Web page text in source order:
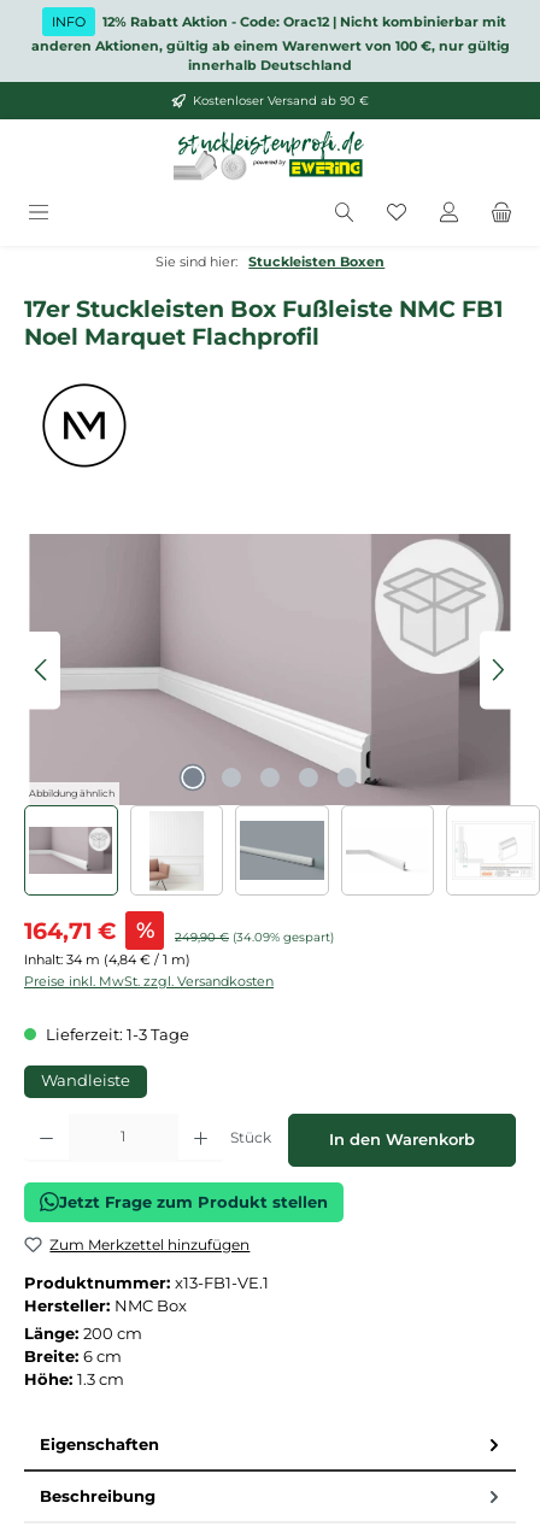
Zum Hauptinhalt springen
INFO
12% Rabatt Aktion - Code: Orac12 | Nicht kombinierbar mit
anderen Aktionen, gültig ab einem Warenwert von 100 €, nur gültig
innerhalb Deutschland
Kostenloser Versand ab 90 €
Du hast 0
Sie sind hier: Stuckleisten Boxen
17er Stuckleisten Box Fußleiste NMC FB1
Noel Marquet Flachprofil
Abbildung ähnlich
Verkaufspreis:
164,71 € % Regulärer Preis:
249,90 € (34.09% gespart)
Inhalt: 34 m (4,84 € / 1 m)
Preise inkl. MwSt. zzgl. Versandkosten
Lieferzeit: 1-3 Tage
Wandleiste
Produkt Anzahl: Gib den gewünschten Wert ein oder benutze die
Stück In den Warenkorb
Jetzt Frage zum Produkt stellen
Zum Merkzettel hinzufügen
Produktnummer: x13-FB1-VE.1
Hersteller: NMC Box
Länge: 200 cm
Breite: 6 cm
Höhe: 1.3 cm
Eigenschaften
Beschreibung